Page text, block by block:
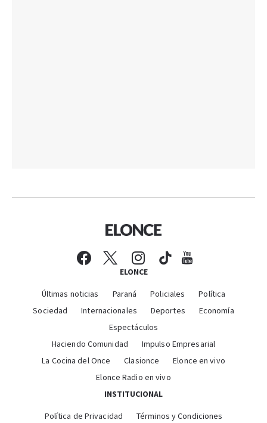
ELONCE
Últimas noticias Paraná Policiales
Política
Sociedad
Internacionales Deportes
Economía
Espectáculos
Haciendo Comunidad
Impulso Empresarial
La Cocina del Once
Clasionce
Elonce en vivo
Elonce Radio en vivo
INSTITUCIONAL
Política de Privacidad Términos y Condiciones